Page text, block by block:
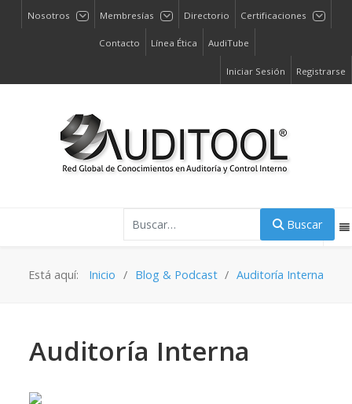
Nosotros Membresías Directorio Certificaciones
Contacto Línea Ética AudiTube
Iniciar Sesión Registrarse
Buscar
Está aquí: Inicio Blog & Podcast Auditoría Interna
Auditoría Interna